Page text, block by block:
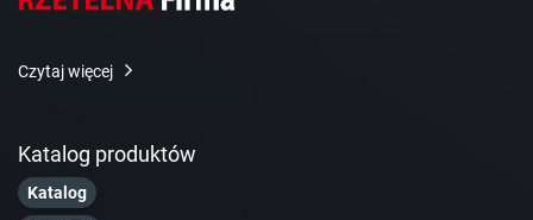
Czytaj więcej
Katalog produktów
Katalog